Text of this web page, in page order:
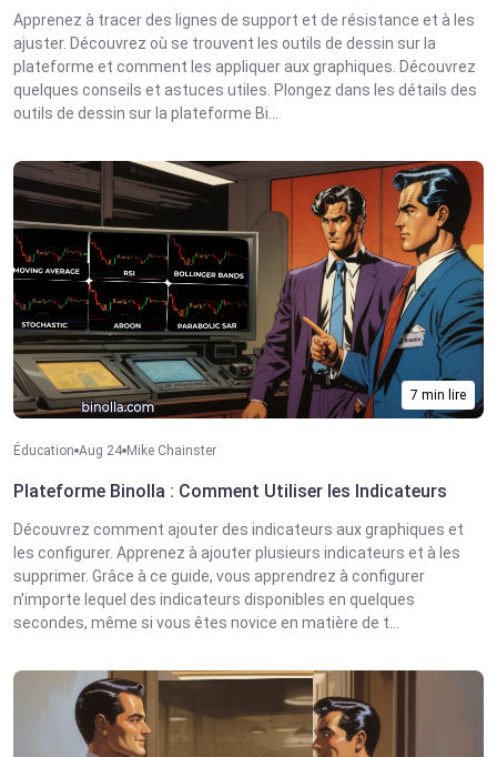
Apprenez à tracer des lignes de support et de résistance et à les
ajuster. Découvrez où se trouvent les outils de dessin sur la
plateforme et comment les appliquer aux graphiques. Découvrez
quelques conseils et astuces utiles. Plongez dans les détails des
outils de dessin sur la plateforme Bi...
7 min lire
Éducation Aug 24 Mike Chainster
Plateforme Binolla : Comment Utiliser les Indicateurs
Découvrez comment ajouter des indicateurs aux graphiques et
les configurer. Apprenez à ajouter plusieurs indicateurs et à les
supprimer. Grâce à ce guide, vous apprendrez à configurer
n'importe lequel des indicateurs disponibles en quelques
secondes, même si vous êtes novice en matière de t...